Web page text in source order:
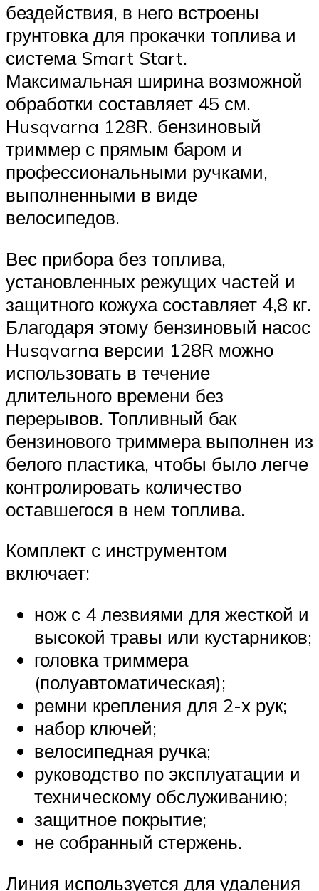
бездействия, в него встроены
грунтовка для прокачки топлива и
система Smart Start.
Максимальная ширина возможной
обработки составляет 45 см.
Husqvarna 128R. бензиновый
триммер с прямым баром и
профессиональными ручками,
выполненными в виде
велосипедов.
Вес прибора без топлива,
установленных режущих частей и
защитного кожуха составляет 4,8 кг.
Благодаря этому бензиновый насос
Husqvarna версии 128R можно
использовать в течение
длительного времени без
перерывов. Топливный бак
бензинового триммера выполнен из
белого пластика, чтобы было легче
контролировать количество
оставшегося в нем топлива.
Комплект с инструментом
включает:
нож с 4 лезвиями для жесткой и
высокой травы или кустарников;
головка триммера
(полуавтоматическая);
ремни крепления для 2-х рук;
набор ключей;
велосипедная ручка;
руководство по эксплуатации и
техническому обслуживанию;
защитное покрытие;
не собранный стержень.
Линия используется для удаления